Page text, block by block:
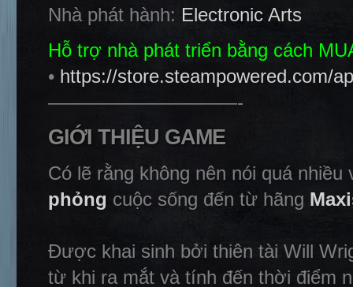
Nhà phát hành: Electronic Arts
Hỗ trợ nhà phát triển bằng cách
• https://store.steampowered.com/
——————————-
GIỚI THIỆU GAME
Có lẽ rằng không nên nói quá
phỏng cuộc sống đến từ hãng
Được khai sinh bởi thiên tài Will
từ khi ra mắt và tính đến thời điểm